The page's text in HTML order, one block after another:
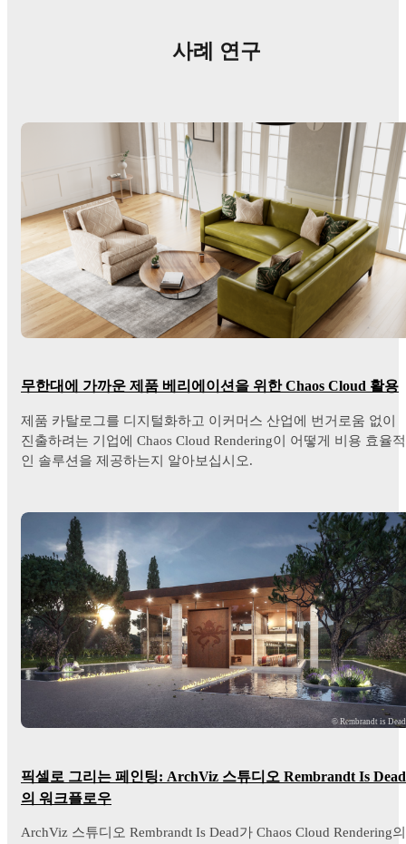
사례 연구
무한대에 가까운 제품 베리에이션을 위한 Chaos Cloud 활용
제품 카탈로그를 디지털화하고 이커머스 산업에 번거로움 없이
진출하려는 기업에 Chaos Cloud Rendering이 어떻게 비용 효율적
인 솔루션을 제공하는지 알아보십시오.
© Rembrandt is Dead
픽셀로 그리는 페인팅: ArchViz 스튜디오 Rembrandt Is Dead
의 워크플로우
ArchViz 스튜디오 Rembrandt Is Dead가 Chaos Cloud Rendering의